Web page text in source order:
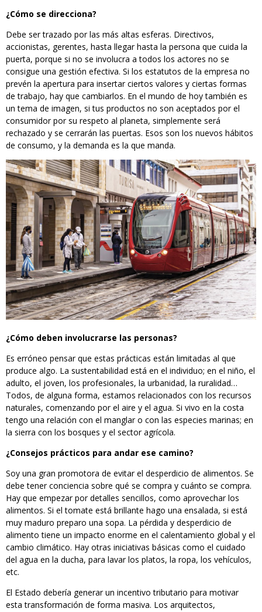
¿Cómo se direcciona?
Debe ser trazado por las más altas esferas. Directivos,
accionistas, gerentes, hasta llegar hasta la persona que cuida la
puerta, porque si no se involucra a todos los actores no se
consigue una gestión efectiva. Si los estatutos de la empresa no
prevén la apertura para insertar ciertos valores y ciertas formas
de trabajo, hay que cambiarlos. En el mundo de hoy también es
un tema de imagen, si tus productos no son aceptados por el
consumidor por su respeto al planeta, simplemente será
rechazado y se cerrarán las puertas. Esos son los nuevos hábitos
de consumo, y la demanda es la que manda.
¿Cómo deben involucrarse las personas?
Es erróneo pensar que estas prácticas están limitadas al que
produce algo. La sustentabilidad está en el individuo; en el niño, el
adulto, el joven, los profesionales, la urbanidad, la ruralidad…
Todos, de alguna forma, estamos relacionados con los recursos
naturales, comenzando por el aire y el agua. Si vivo en la costa
tengo una relación con el manglar o con las especies marinas; en
la sierra con los bosques y el sector agrícola.
¿Consejos prácticos para andar ese camino?
Soy una gran promotora de evitar el desperdicio de alimentos. Se
debe tener conciencia sobre qué se compra y cuánto se compra.
Hay que empezar por detalles sencillos, como aprovechar los
alimentos. Si el tomate está brillante hago una ensalada, si está
muy maduro preparo una sopa. La pérdida y desperdicio de
alimento tiene un impacto enorme en el calentamiento global y el
cambio climático. Hay otras iniciativas básicas como el cuidado
del agua en la ducha, para lavar los platos, la ropa, los vehículos,
etc.
El Estado debería generar un incentivo tributario para motivar
esta transformación de forma masiva. Los arquitectos,